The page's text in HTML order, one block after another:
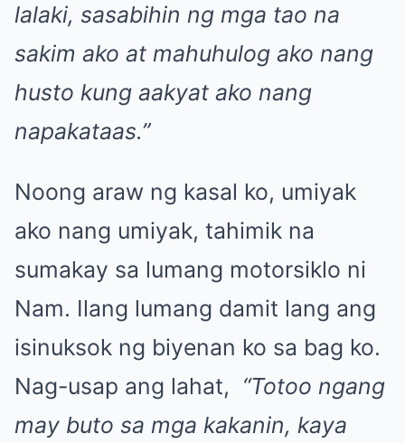
lalaki, sasabihin ng mga tao na
sakim ako at mahuhulog ako nang
husto kung aakyat ako nang
napakataas.”
Noong araw ng kasal ko, umiyak
ako nang umiyak, tahimik na
sumakay sa lumang motorsiklo ni
Nam. Ilang lumang damit lang ang
isinuksok ng biyenan ko sa bag ko.
Nag-usap ang lahat, “Totoo ngang
may buto sa mga kakanin, kaya